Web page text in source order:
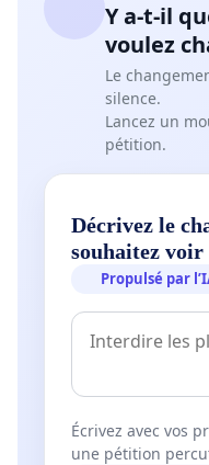
Y a-t-il
voulez
Le
silence.
Lancez un
pétition.
Décrivez le
souhaitez voir
Propulsé par
Écrivez avec vos
une pétition